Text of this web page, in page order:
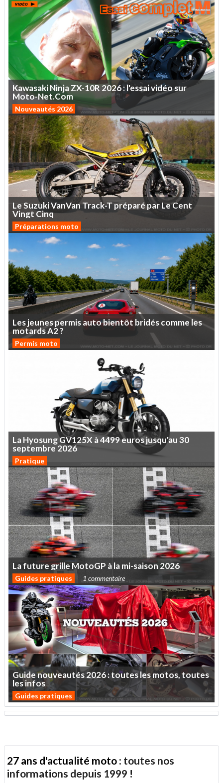
KawasakiNinjaZX-10R 2026:l'essaividéosur
Moto-Net.Com
Nouveautés 2026
LeSuzukiVanVanTrack-TpréparéparLeCent
VingtCinq
Préparations moto
Lesjeunespermisautobientôt bridéscommeles
motardsA2?
Permis moto
LaHyosungGV125X à4499eurosjusqu'au30
septembre 2026
Pratique
Lafuturegrille MotoGP àlami-saison 2026
Guides pratiques 1 commentaire
Guidenouveautés2026:touteslesmotos,toutes
lesinfos
Guides pratiques
27 ans d'actualité moto : toutes nos
informations depuis 1999 !